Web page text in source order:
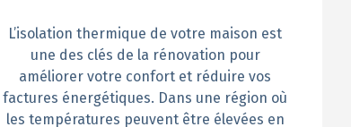
L’isolation thermique de votre maison est
une des clés de la rénovation pour
améliorer votre confort et réduire vos
factures énergétiques. Dans une région où
les températures peuvent être élevées en